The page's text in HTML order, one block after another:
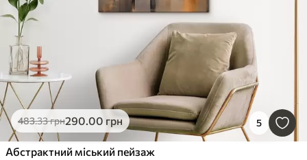
483.33грн290.00 грн 5
Абстрактний міський пейзаж